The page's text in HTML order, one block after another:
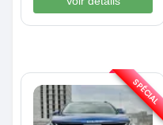
SPÉCIAL